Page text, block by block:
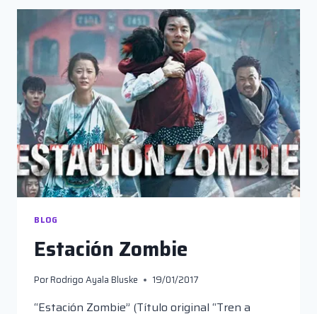
EN
UN
CINE
BLOG
Estación Zombie
PorRodrigo Ayala Bluske 19/01/2017
“Estación Zombie” (Título original “Tren a